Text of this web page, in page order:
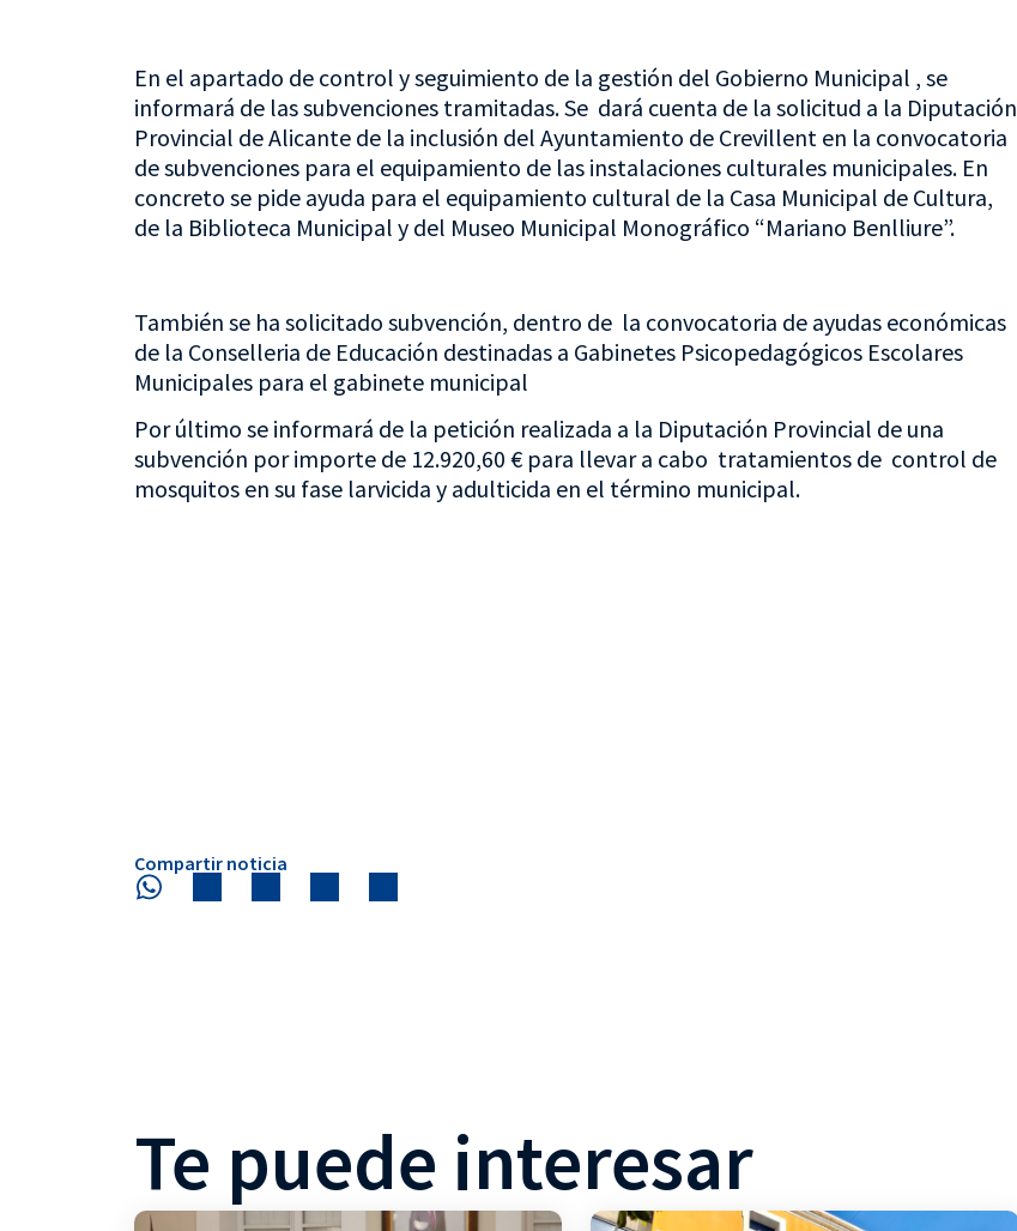
En el apartado de control y seguimiento de la gestión del Gobierno Municipal , se
informará de las subvenciones tramitadas. Se dará cuenta de la solicitud a la Diputación
Provincial de Alicante de la inclusión del Ayuntamiento de Crevillent en la convocatoria
de subvenciones para el equipamiento de las instalaciones culturales municipales. En
concreto se pide ayuda para el equipamiento cultural de la Casa Municipal de Cultura,
de la Biblioteca Municipal y del Museo Municipal Monográfico “Mariano Benlliure”.
También se ha solicitado subvención, dentro de la convocatoria de ayudas económicas
de la Conselleria de Educación destinadas a Gabinetes Psicopedagógicos Escolares
Municipales para el gabinete municipal
Por último se informará de la petición realizada a la Diputación Provincial de una
subvención por importe de 12.920,60 € para llevar a cabo tratamientos de control de
mosquitos en su fase larvicida y adulticida en el término municipal.
Compartir noticia
Te puede interesar